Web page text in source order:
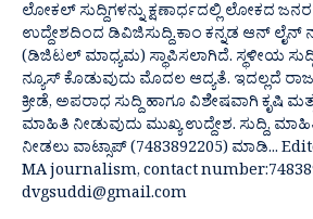
ಲೋಕಲ್ ಸುದ್ದಿಗಳನ್ನು ಕ್ಷಣಾರ್ಧದಲ್ಲಿ ಲೋಕದ
ಉದ್ದೇಶದಿಂದ ಡಿವಿಜಿಸುದ್ದಿ.ಕಾಂ ಕನ್ನಡ ಆನ್
(ಡಿಜಿಟಲ್ ಮಾಧ್ಯಮ) ಸ್ಥಾಪಿಸಲಾಗಿದೆ. ಸ್ಥಳೀಯ
ನ್ಯೂಸ್ ಕೊಡುವುದು ಮೊದಲ ಆದ್ಯತೆ. ಇದಲ್ಲದೆ
ಕ್ರೀಡೆ, ಅಪರಾಧ ಸುದ್ದಿ ಹಾಗೂ ವಿಶೇಷವಾಗಿ ಕೃಷಿ
ಮಾಹಿತಿ ನೀಡುವುದು ಮುಖ್ಯ ಉದ್ದೇಶ. ಸುದ್ದಿ,
ನೀಡಲು ವಾಟ್ಸಾಪ್ (7483892205) ಮಾಡಿ...
MA journalism, contact
dvgsuddi@gmail.com